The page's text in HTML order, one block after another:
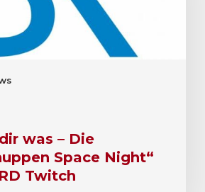
was – Die
Space Night“
Twitch